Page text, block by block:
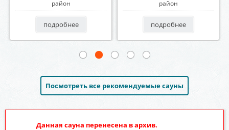
подробнее подробнее
Посмотреть все рекомендуемые сауны
Данная сауна перенесена в архив.